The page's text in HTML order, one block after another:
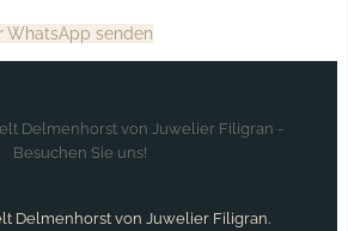
WhatsApp senden
Delmenhorst von Juwelier Filigran.